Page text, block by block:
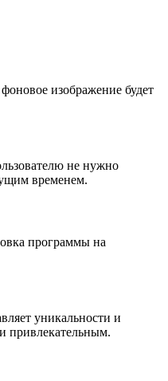
изображение будет
не нужно
временем.
программы на
уникальности и
привлекательным.